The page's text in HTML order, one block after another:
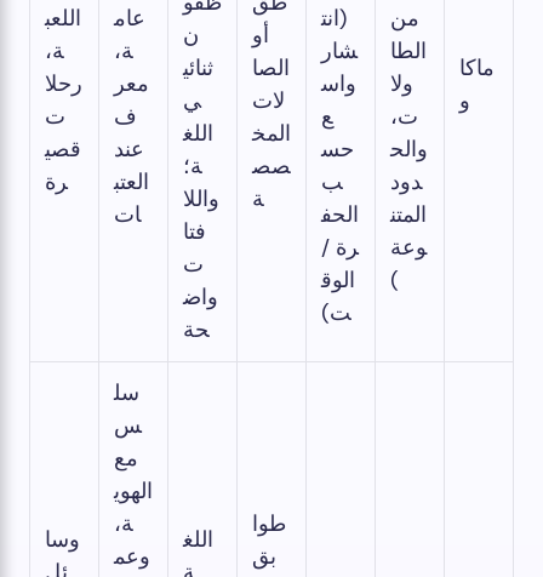
ماكا
و
من
الطا
ولا
ت،
والح
دود
المتن
وعة
)
(انت
شار
واس
ع
حس
ب
الحف
رة /
الوق
ت)
أو
الصا
لات
المخ
صص
ة
ن
ثنائي
ي
اللغ
ة؛
واللا
فتا
ت
واض
حة
عام
ة،
معر
ف
عند
العتب
ات
اللعب
ة،
رحلا
ت
قصي
رة
طوا
بق
اللغ
سل
س
مع
الهوي
ة،
وعم
وسا